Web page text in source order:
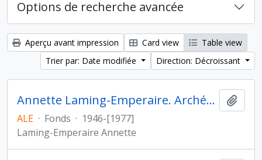
Options de recherche avancée
Aperçu avant impression Card view
Table view
Trier par: Date modifiée
Direction: Décroissant
Annette Laming-Emperaire. Archéologie des Amériques
ALE · Fonds · 1946-[1977]
Laming-Emperaire Annette